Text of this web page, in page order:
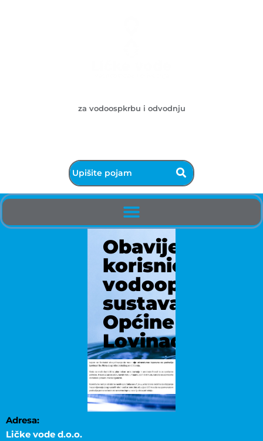
za vodoospkrbu i odvodnju
Obavijest
korisnicima
sustava
Općine
Lovinac
Adresa:
Ličke vode d.o.o.